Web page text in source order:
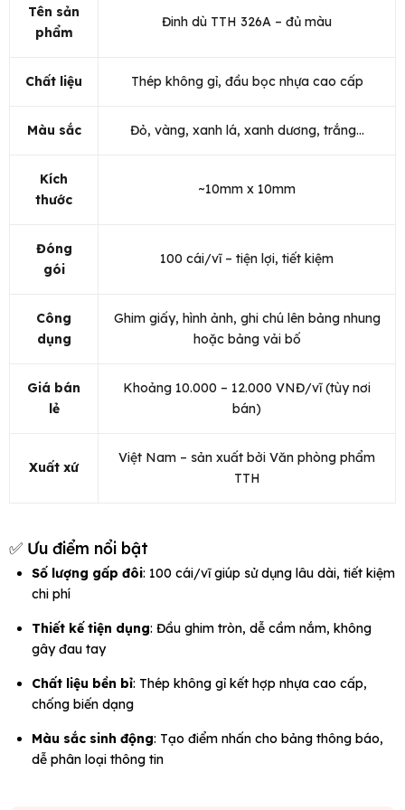
Tên sản
phẩm
Đinh dù TTH 326A – đủ màu
Chất liệu Thép không gỉ, đầu bọc nhựa cao cấp
Màu sắc Đỏ, vàng, xanh lá, xanh dương, trắng...
Kích
thước
~10mm x 10mm
Đóng
gói
100 cái/vĩ – tiện lợi, tiết kiệm
Công
dụng
Ghim giấy, hình ảnh, ghi chú lên bảng nhung
hoặc bảng vải bố
Giá bán
lẻ
Khoảng 10.000 – 12.000 VNĐ/vĩ (tùy nơi
bán)
Xuất xứ
Việt Nam – sản xuất bởi Văn phòng phẩm
TTH
✅ Ưu điểm nổi bật
Số lượng gấp đôi: 100 cái/vĩ giúp sử dụng lâu dài, tiết kiệm
chi phí
Thiết kế tiện dụng: Đầu ghim tròn, dễ cầm nắm, không
gây đau tay
Chất liệu bền bỉ: Thép không gỉ kết hợp nhựa cao cấp,
chống biến dạng
Màu sắc sinh động: Tạo điểm nhấn cho bảng thông báo,
dễ phân loại thông tin